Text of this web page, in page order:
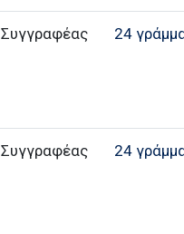
Συγγραφέας 24
Συγγραφέας 24